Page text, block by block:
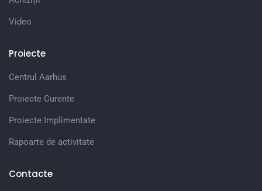
Video
Proiecte
Centrul Aarhus
Proiecte Curente
Proiecte Implimentate
Rapoarte de activitate
Contacte